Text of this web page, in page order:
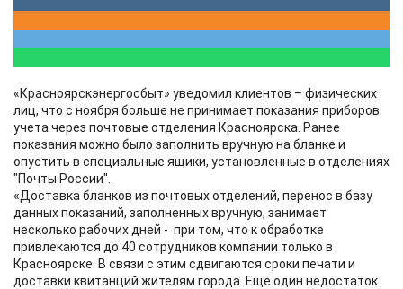
«Красноярскэнергосбыт» уведомил клиентов – физических
лиц, что с ноября больше не принимает показания приборов
учета через почтовые отделения Красноярска. Ранее
показания можно было заполнить вручную на бланке и
опустить в специальные ящики, установленные в отделениях
"Почты России".
«Доставка бланков из почтовых отделений, перенос в базу
данных показаний, заполненных вручную, занимает
несколько рабочих дней - при том, что к обработке
привлекаются до 40 сотрудников компании только в
Красноярске. В связи с этим сдвигаются сроки печати и
доставки квитанций жителям города. Еще один недостаток